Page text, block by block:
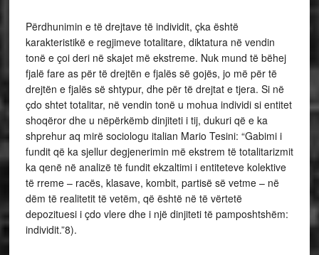
Përdhunimin e të drejtave të individit, çka është
karakteristikë e regjimeve totalitare, diktatura në vendin
tonë e çoi deri në skajet më ekstreme. Nuk mund të bëhej
fjalë fare as për të drejtën e fjalës së gojës, jo më për të
drejtën e fjalës së shtypur, dhe për të drejtat e tjera. Si në
çdo shtet totalitar, në vendin tonë u mohua individi si entitet
shoqëror dhe u nëpërkëmb dinjiteti i tij, dukuri që e ka
shprehur aq mirë sociologu italian Mario Tesini: “Gabimi i
fundit që ka sjellur degjenerimin më ekstrem të totalitarizmit
ka qenë në analizë të fundit ekzaltimi i entiteteve kolektive
të rreme – racës, klasave, kombit, partisë së vetme – në
dëm të realitetit të vetëm, që është në të vërtetë
depozituesi i çdo vlere dhe i një dinjiteti të pamposhtshëm:
individit.”8).